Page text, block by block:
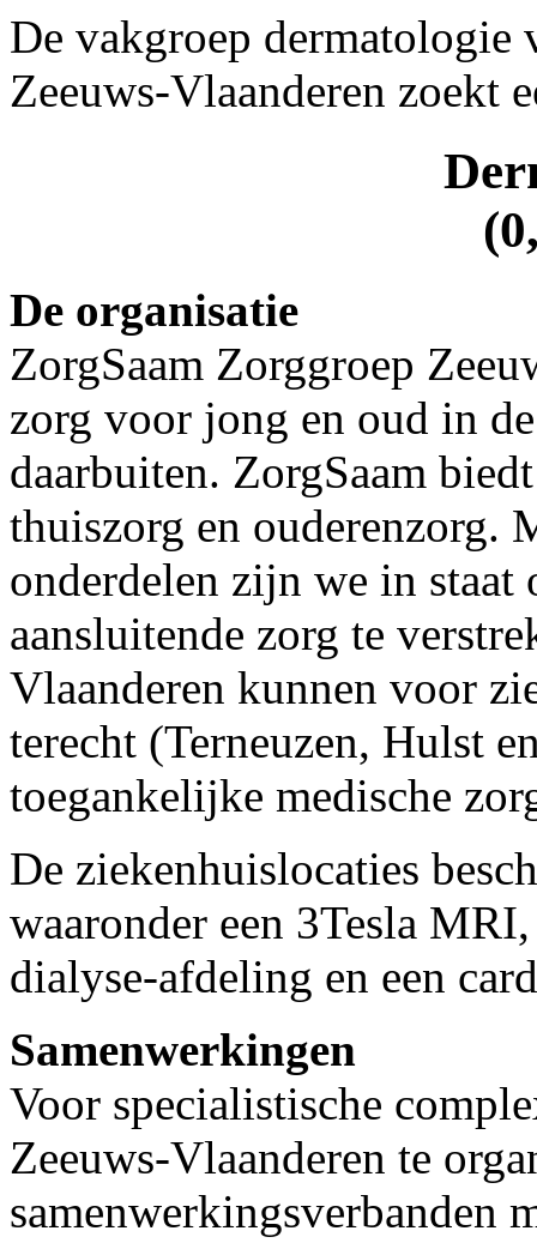
De vakgroep dermatologie
Zeeuws-Vlaanderen zoekt
De organisatie
ZorgSaam Zorggroep
zorg voor jong en oud in
daarbuiten. ZorgSaam
thuiszorg en ouderenzorg.
onderdelen zijn we in staat
aansluitende zorg te
Vlaanderen kunnen voor
terecht (Terneuzen, Hulst
toegankelijke medische
De ziekenhuislocaties
waaronder een 3Tesla
dialyse-afdeling en een
Samenwerkingen
Voor specialistische
Zeeuws-Vlaanderen te
samenwerkingsverbanden